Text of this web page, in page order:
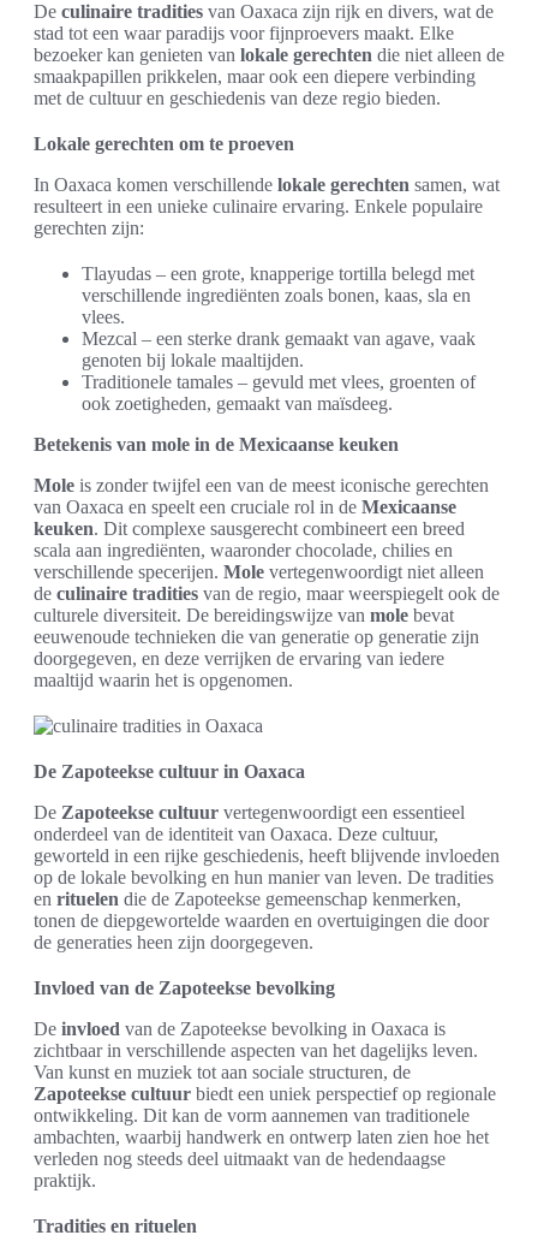
De culinaire tradities van Oaxaca zijn rijk en divers, wat de
stad tot een waar paradijs voor fijnproevers maakt. Elke
bezoeker kan genieten van lokale gerechten die niet alleen de
smaakpapillen prikkelen, maar ook een diepere verbinding
met de cultuur en geschiedenis van deze regio bieden.
Lokale gerechten om te proeven
In Oaxaca komen verschillende lokale gerechten samen, wat
resulteert in een unieke culinaire ervaring. Enkele populaire
gerechten zijn:
Tlayudas – een grote, knapperige tortilla belegd met
verschillende ingrediënten zoals bonen, kaas, sla en
vlees.
Mezcal – een sterke drank gemaakt van agave, vaak
genoten bij lokale maaltijden.
Traditionele tamales – gevuld met vlees, groenten of
ook zoetigheden, gemaakt van maïsdeeg.
Betekenis van mole in de Mexicaanse keuken
Mole is zonder twijfel een van de meest iconische gerechten
van Oaxaca en speelt een cruciale rol in de Mexicaanse
keuken. Dit complexe sausgerecht combineert een breed
scala aan ingrediënten, waaronder chocolade, chilies en
verschillende specerijen. Mole vertegenwoordigt niet alleen
de culinaire tradities van de regio, maar weerspiegelt ook de
culturele diversiteit. De bereidingswijze van mole bevat
eeuwenoude technieken die van generatie op generatie zijn
doorgegeven, en deze verrijken de ervaring van iedere
maaltijd waarin het is opgenomen.
De Zapoteekse cultuur in Oaxaca
De Zapoteekse cultuur vertegenwoordigt een essentieel
onderdeel van de identiteit van Oaxaca. Deze cultuur,
geworteld in een rijke geschiedenis, heeft blijvende invloeden
op de lokale bevolking en hun manier van leven. De tradities
en rituelen die de Zapoteekse gemeenschap kenmerken,
tonen de diepgewortelde waarden en overtuigingen die door
de generaties heen zijn doorgegeven.
Invloed van de Zapoteekse bevolking
De invloed van de Zapoteekse bevolking in Oaxaca is
zichtbaar in verschillende aspecten van het dagelijks leven.
Van kunst en muziek tot aan sociale structuren, de
Zapoteekse cultuur biedt een uniek perspectief op regionale
ontwikkeling. Dit kan de vorm aannemen van traditionele
ambachten, waarbij handwerk en ontwerp laten zien hoe het
verleden nog steeds deel uitmaakt van de hedendaagse
praktijk.
Tradities en rituelen